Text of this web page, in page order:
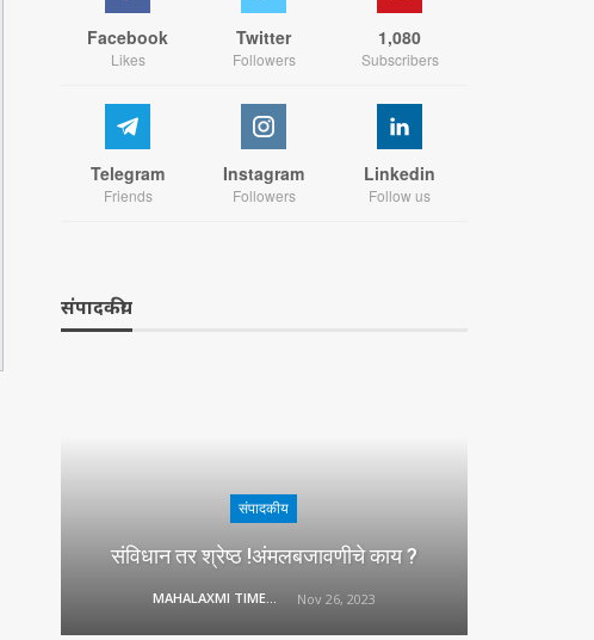
Facebook
Likes
Twitter
Followers
1,080
Subscribers
Telegram
Friends
Instagram
Followers
Linkedin
Follow us
संपादकीय
संपादकीय
संविधान तर श्रेष्ठ !अंमलबजावणीचे काय ?
MAHALAXMI TIMES Nov 26, 2023